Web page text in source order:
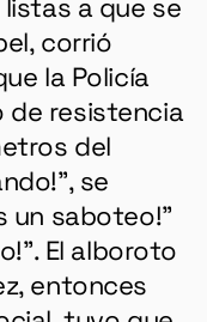
corrió
la Policía
resistencia
del
se
un saboteo!”
El alboroto
entonces